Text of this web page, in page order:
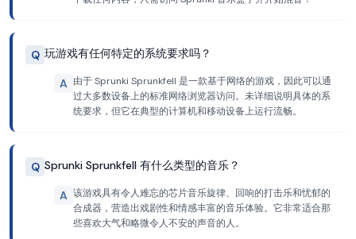
Q 玩游戏有任何特定的系统要求吗？
A 由于 Sprunki Sprunkfell 是一款基于网络的游戏，因此可以通
过大多数设备上的标准网络浏览器访问。未详细说明具体的系
统要求，但它在典型的计算机和移动设备上运行流畅。
Q Sprunki Sprunkfell 有什么类型的音乐？
A 该游戏具有令人难忘的芯片音乐旋律、回响的打击乐和忧郁的
合成器，营造出戏剧性和情感丰富的音乐体验。它非常适合那
些喜欢大气和略微令人不安的声音的人。